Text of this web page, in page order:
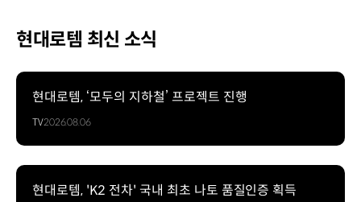
현대로템 최신 소식
현대로템, ‘모두의 지하철’ 프로젝트 진행
TV2026.08.06
현대로템, 'K2 전차' 국내 최초 나토 품질인증 획득